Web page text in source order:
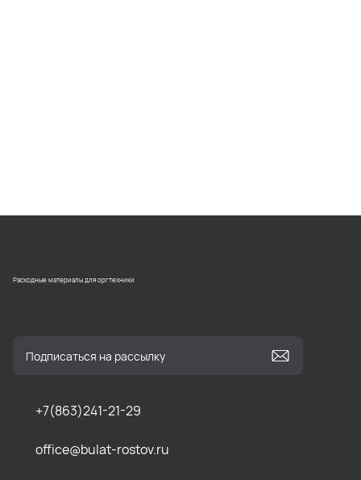
Расходные материалы для оргтехники
+7(863)241-21-29
office@bulat-rostov.ru